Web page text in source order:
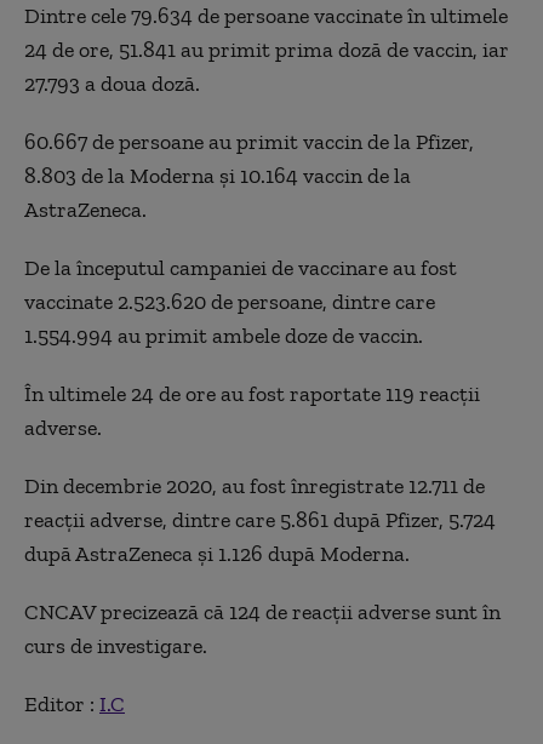
Dintre cele 79.634 de persoane vaccinate în ultimele
24 de ore, 51.841 au primit prima doză de vaccin, iar
27.793 a doua doză.
60.667 de persoane au primit vaccin de la Pfizer,
8.803 de la Moderna și 10.164 vaccin de la
AstraZeneca.
De la începutul campaniei de vaccinare au fost
vaccinate 2.523.620 de persoane, dintre care
1.554.994 au primit ambele doze de vaccin.
În ultimele 24 de ore au fost raportate 119 reacții
adverse.
Din decembrie 2020, au fost înregistrate 12.711 de
reacții adverse, dintre care 5.861 după Pfizer, 5.724
după AstraZeneca și 1.126 după Moderna.
CNCAV precizează că 124 de reacții adverse sunt în
curs de investigare.
Editor : I.C